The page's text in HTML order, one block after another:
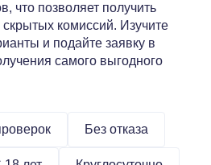
что позволяет получить
скрытых комиссий. Изучите
и подайте заявку в
самого выгодного
Без отказа